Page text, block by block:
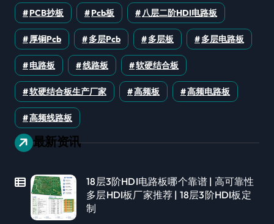
PCB抄板 Pcb板 八层二阶HDI电路板
厚铜pcb 多层pcb 多层板 多层电路板
电路板 线路板 软硬结合板
软硬结合板生产厂家 高频板 高频电路板
高频线路板
最新资讯
18层3阶HDI电路板哪个靠谱 | 高可靠性
多层HDI板厂家推荐 | 18层3阶HDI板定
制